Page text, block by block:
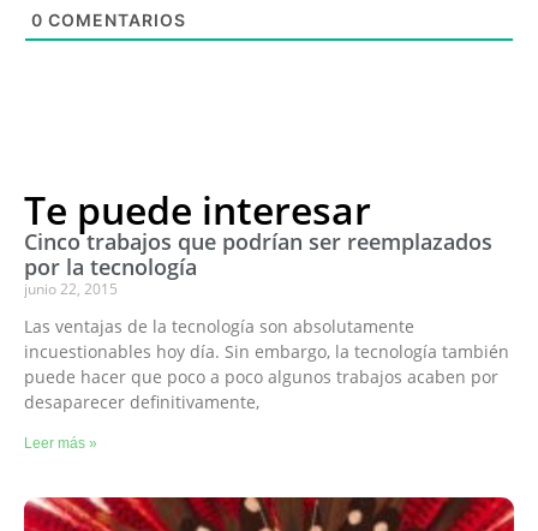
0 COMENTARIOS
Te puede interesar
Cinco trabajos que podrían ser reemplazados
por la tecnología
junio 22, 2015
Las ventajas de la tecnología son absolutamente
incuestionables hoy día. Sin embargo, la tecnología también
puede hacer que poco a poco algunos trabajos acaben por
desaparecer definitivamente,
Leer más »